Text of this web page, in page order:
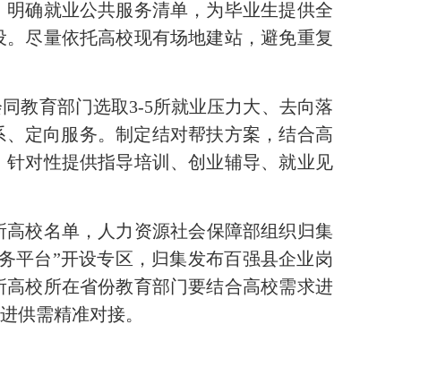
确就业公共服务清单，为毕业生提供全
尽量依托高校现有场地建站，避免重复
教育部门选取3-5所就业压力大、去向落
定向服务。制定结对帮扶方案，结合高
对性提供指导培训、创业辅导、就业见
校名单，人力资源社会保障部组织归集
平台”开设专区，归集发布百强县企业岗
高校所在省份教育部门要结合高校需求进
供需精准对接。